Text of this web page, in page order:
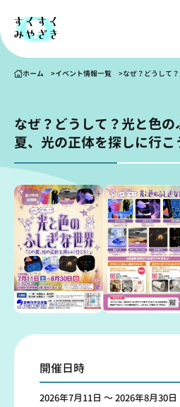
ホーム イベント情報一覧 なぜ？どうして
なぜ？どうして？光と色
夏、光の正体を探しに行こ
開催日時
2026年7月11日 ～ 2026年8月30日